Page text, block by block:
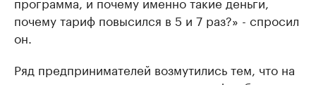
почему тариф повысился в 5 и 7 раз?» - спросил
он.
Ряд предпринимателей возмутились тем, что на